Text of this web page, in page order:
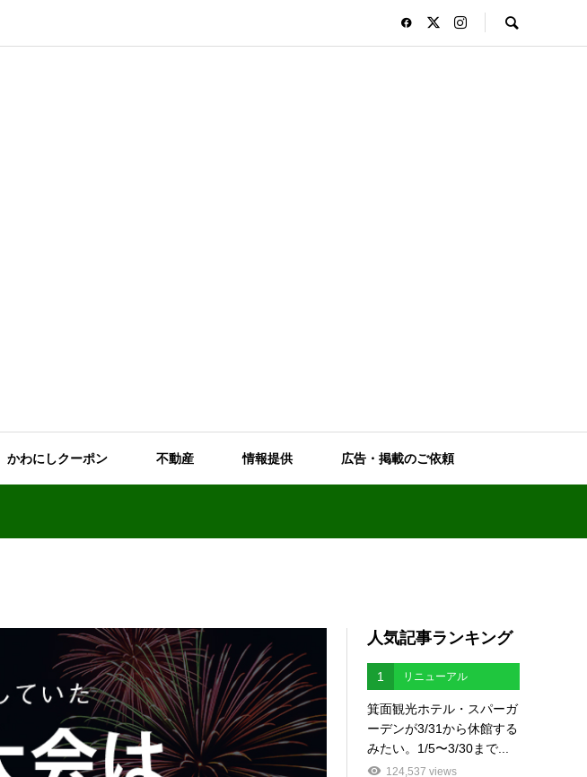
かわにしクーポン 不動産 情報提供 広告・掲載のご依頼
人気記事ランキング
1 リニューアル
箕面観光ホテル・スパーガ
ーデンが3/31から休館する
みたい。1/5〜3/30まで...
124,537 views